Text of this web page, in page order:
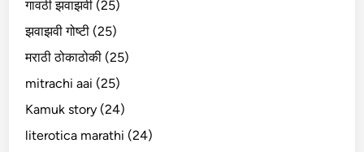
गावठी झवाझवी (25)
झवाझवी गोष्टी (25)
मराठी ठोकाठोकी (25)
mitrachi aai (25)
Kamuk story (24)
literotica marathi (24)